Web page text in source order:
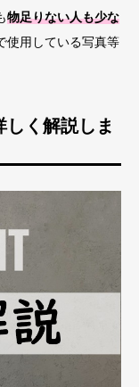
物足りない人も少な
使用している写真等
く解説しま